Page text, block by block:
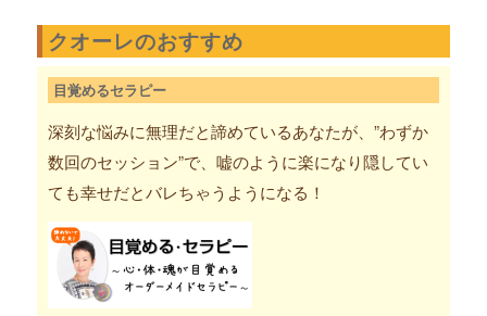
クオーレのおすすめ
目覚めるセラピー
深刻な悩みに無理だと諦めているあなたが、”わずか
数回のセッション”で、嘘のように楽になり隠してい
ても幸せだとバレちゃうようになる！